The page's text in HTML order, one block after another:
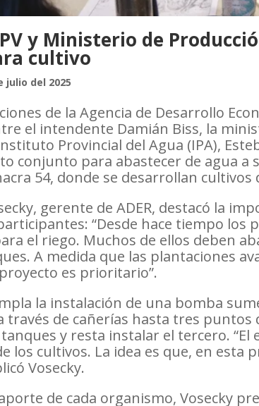
y Ministerio de
cultivo
julio del 2025
de la Agencia de Desarrollo
el intendente Damián Biss, la
Provincial del Agua (IPA),
conjunto para abastecer de agua a
54, donde se desarrollan cultivos
gerente de ADER, destacó la
“Desde hace tiempo
el riego. Muchos de ellos deben
A medida que las plantaciones
es prioritario”.
la instalación de una bomba
través de cañerías hasta tres puntos
y resta instalar el tercero.
los cultivos. La idea es que, en
Vosecky.
de cada organismo, Vosecky